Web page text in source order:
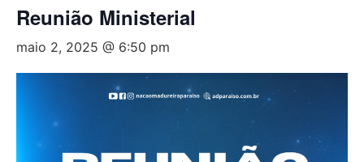
Reunião Ministerial
maio 2, 2025 @ 6:50 pm